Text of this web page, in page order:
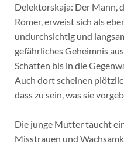
Delektorskaja: Der Mann,
Romer, erweist sich als
undurchsichtig und
gefährliches Geheimnis
Schatten bis in die
Auch dort scheinen
dass zu sein, was sie
Die junge Mutter taucht
Misstrauen und